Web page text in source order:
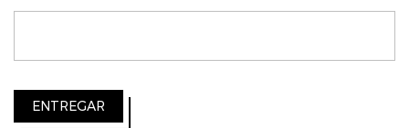
ENTREGAR